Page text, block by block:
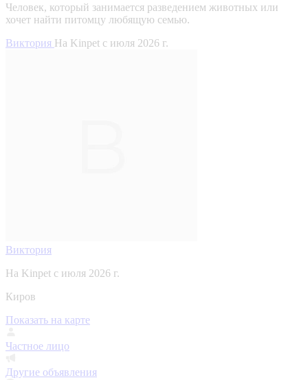
Человек, который занимается разведением животных или
хочет найти питомцу любящую семью.
Виктория На Kinpet c июля 2026 г.
Виктория
На Kinpet c июля 2026 г.
Киров
Показать на карте
Частное лицо
Другие объявления